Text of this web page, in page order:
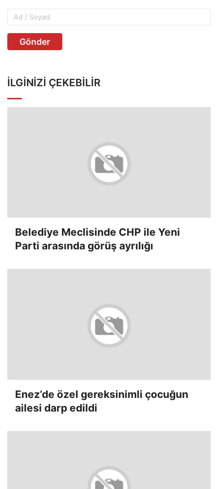
Gönder
İLGINIZI ÇEKEBILIR
Belediye Meclisinde CHP ile Yeni
Parti arasında görüş ayrılığı
Enez’de özel gereksinimli çocuğun
ailesi darp edildi